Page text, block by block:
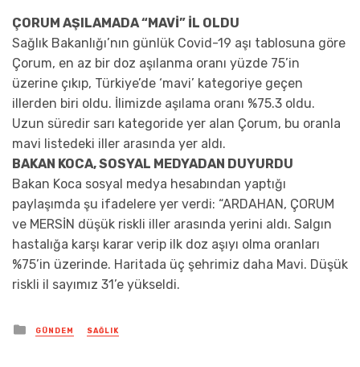
ÇORUM AŞILAMADA “MAVİ” İL OLDU
Sağlık Bakanlığı’nın günlük Covid-19 aşı tablosuna göre
Çorum, en az bir doz aşılanma oranı yüzde 75’in
üzerine çıkıp, Türkiye’de ‘mavi’ kategoriye geçen
illerden biri oldu. İlimizde aşılama oranı %75.3 oldu.
Uzun süredir sarı kategoride yer alan Çorum, bu oranla
mavi listedeki iller arasında yer aldı.
BAKAN KOCA, SOSYAL MEDYADAN DUYURDU
Bakan Koca sosyal medya hesabından yaptığı
paylaşımda şu ifadelere yer verdi: “ARDAHAN, ÇORUM
ve MERSİN düşük riskli iller arasında yerini aldı. Salgın
hastalığa karşı karar verip ilk doz aşıyı olma oranları
%75’in üzerinde. Haritada üç şehrimiz daha Mavi. Düşük
riskli il sayımız 31’e yükseldi.
Posted
in
GÜNDEM SAĞLIK